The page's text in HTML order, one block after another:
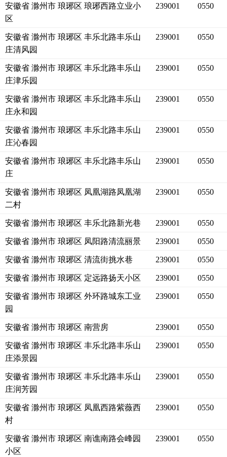
安徽省 滁州市 琅琊区 琅琊西路立业小
区
239001 0550
安徽省 滁州市 琅琊区 丰乐北路丰乐山
庄清风园
239001 0550
安徽省 滁州市 琅琊区 丰乐北路丰乐山
庄津乐园
239001 0550
安徽省 滁州市 琅琊区 丰乐北路丰乐山
庄永和园
239001 0550
安徽省 滁州市 琅琊区 丰乐北路丰乐山
庄沁春园
239001 0550
安徽省 滁州市 琅琊区 丰乐北路丰乐山
庄
239001 0550
安徽省 滁州市 琅琊区 凤凰湖路凤凰湖
二村
239001 0550
安徽省 滁州市 琅琊区 丰乐北路新光巷 239001 0550
安徽省 滁州市 琅琊区 凤阳路清流丽景 239001 0550
安徽省 滁州市 琅琊区 清流街挑水巷 239001 0550
安徽省 滁州市 琅琊区 定远路扬天小区 239001 0550
安徽省 滁州市 琅琊区 外环路城东工业
园
239001 0550
安徽省 滁州市 琅琊区 南营房 239001 0550
安徽省 滁州市 琅琊区 丰乐北路丰乐山
庄添景园
239001 0550
安徽省 滁州市 琅琊区 丰乐北路丰乐山
庄润芳园
239001 0550
安徽省 滁州市 琅琊区 凤凰西路紫薇西
村
239001 0550
安徽省 滁州市 琅琊区 南谯南路会峰园
小区
239001 0550